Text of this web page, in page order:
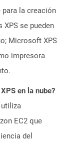
para la creación
XPS se pueden
Microsoft XPS
impresora
en la nube?
utiliza
EC2 que
del